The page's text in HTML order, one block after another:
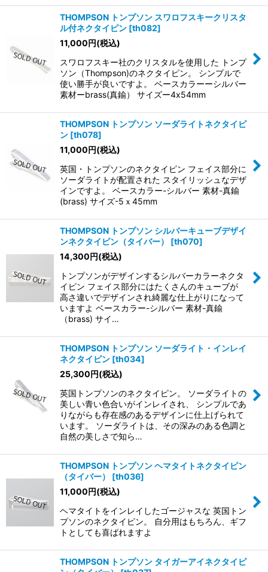
THOMPSON トンプソン スワロフスキークリスタ
ル付ネクタイピン [th082]
11,000円(税込)
スワロフスキー社のクリスタルを使用した トンプ
ソン（Thompson)のネクタイピン。 シンプルで
使い勝手が良いですよ。 ベースカラーーシルバー
素材ーbrass(真鍮） サイズー4x54mm
THOMPSON トンプソン ソーダライトネクタイピ
ン [th078]
11,000円(税込)
英国・トンプソンのネクタイピン フェイス部分に
ソーダライトが配置された スタイリッシュなデザ
インですよ。 ベースカラー-シルバー 素材-真鍮
(brass) サイズ-5ｘ45mm
THOMPSON トンプソン シルバーキューブデザイ
ンネクタイピン（タイバー）
[th070]
14,300円(税込)
トンプソンがデザインするシルバーカラーネクタ
イピン フェイス部分にはたくさんのキューブが
高さ違いでデザインされ綺麗な仕上がりになって
いますよ ベースカラー-シルバー 素材-真鍮
（brass) サイ…
THOMPSON トンプソン ソーダライト・インレイ
ネクタイピン [th034]
25,300円(税込)
英国トンプソンのネクタイピン。 ソーダライトの
美しい青い色合いがインレイされ、 シンプルであ
りながらも存在感のあるデザインに仕上げられて
います。 ソーダライトは、その深みのある色調と
自然の美しさで知ら…
THOMPSON トンプソン ヘマタイトネクタイピン
（タイバー）
[th036]
11,000円(税込)
ヘマタイトをインレイしたゴージャスな 英国トン
プソンのネクタイピン。 自分用はもちろん、ギフ
トとしても喜ばれますよ
THOMPSON トンプソン タイガーアイネクタイピ